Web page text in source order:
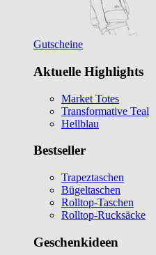
Gutscheine
Aktuelle Highlights
Market Totes
Transformative Teal
Hellblau
Bestseller
Trapeztaschen
Bügeltaschen
Rolltop-Taschen
Rolltop-Rucksäcke
Geschenkideen